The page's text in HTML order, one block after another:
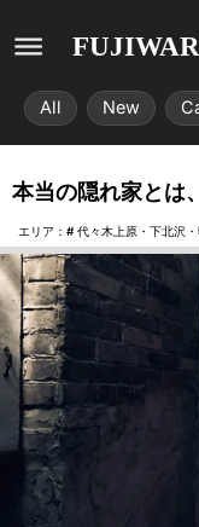
All New
本当の隠れ家とは
エリア：# 代々木上原・下北沢